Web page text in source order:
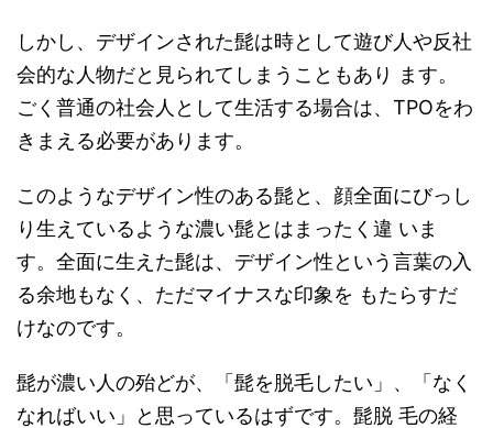
しかし、デザインされた髭は時として遊び人や反社
会的な人物だと見られてしまうこともあり ます。
ごく普通の社会人として生活する場合は、TPOをわ
きまえる必要があります。
このようなデザイン性のある髭と、顔全面にびっし
り生えているような濃い髭とはまったく違 いま
す。全面に生えた髭は、デザイン性という言葉の入
る余地もなく、ただマイナスな印象を もたらすだ
けなのです。
髭が濃い人の殆どが、「髭を脱毛したい」、「なく
なればいい」と思っているはずです。髭脱 毛の経